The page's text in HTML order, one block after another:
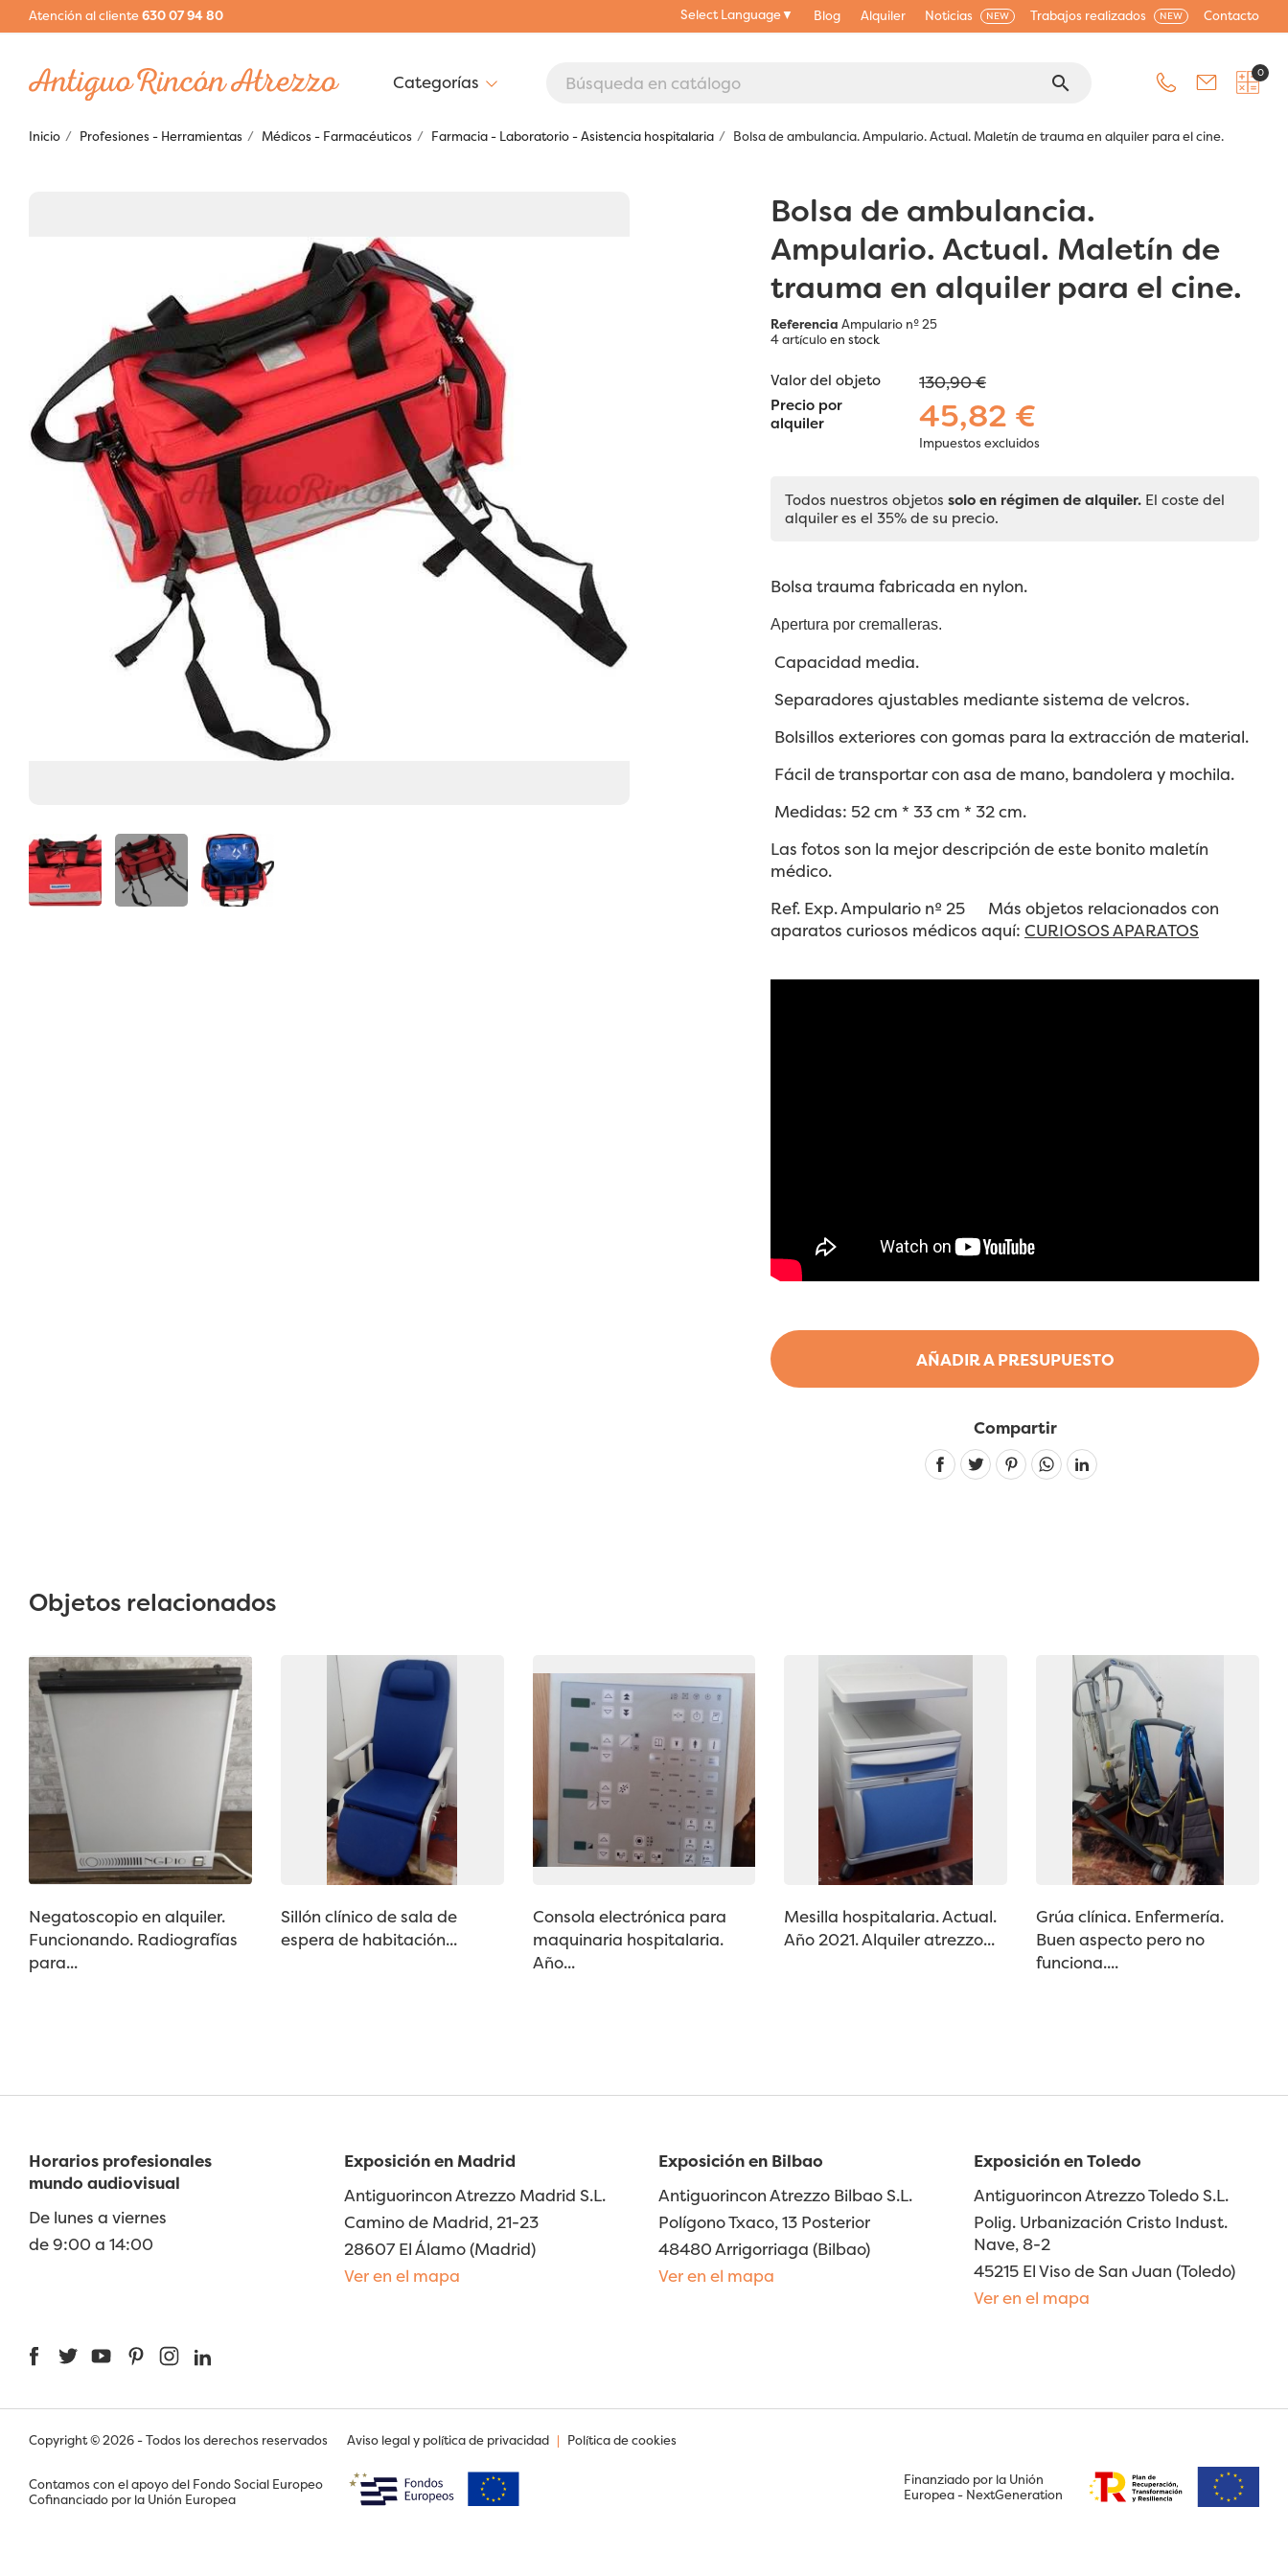
Atención al cliente630 07 94 80 Select Language▼ Blog Alquiler Noticias NEW Trabajos realizados NEW Contacto
search 0
Inicio Profesiones - Herramientas Médicos - Farmacéuticos Farmacia - Laboratorio - Asistencia hospitalaria Bolsa de ambulancia. Ampulario. Actual. Maletín de trauma en alquiler para el cine.
Bolsa de ambulancia.
Ampulario. Actual. Maletín de
trauma en alquiler para el cine.
Referencia Ampulario nº 25
4 artículoen stock
AÑADIR A PRESUPUESTO
Valor del objeto 130,90 €
Precio por
alquiler
45,82 €
Impuestos excluidos
Todos nuestros objetos solo en régimen de alquiler. El coste del
alquiler es el 35% de su precio.
Bolsa trauma fabricada en nylon.
Apertura por cremalleras.
Capacidad media.
Separadores ajustables mediante sistema de velcros.
Bolsillos exteriores con gomas para la extracción de material.
Fácil de transportar con asa de mano, bandolera y mochila.
Medidas: 52 cm * 33 cm * 32 cm.
Las fotos son la mejor descripción de este bonito maletín
médico.
Ref. Exp. Ampulario nº 25 Más objetos relacionados con
aparatos curiosos médicos aquí: CURIOSOS APARATOS
Compartir
Linkedin
Objetos relacionados
Negatoscopio en alquiler.
Funcionando. Radiografías
para...
Sillón clínico de sala de
espera de habitación...
Consola electrónica para
maquinaria hospitalaria.
Año...
Mesilla hospitalaria. Actual.
Año 2021. Alquiler atrezzo...
Grúa clínica. Enfermería.
Buen aspecto pero no
funciona....
Horarios profesionales
mundo audiovisual
De lunes a viernes
de 9:00 a 14:00
Exposición en Madrid
Antiguorincon Atrezzo Madrid S.L.
Camino de Madrid, 21-23
28607 El Álamo (Madrid)
Ver en el mapa
Exposición en Bilbao
Antiguorincon Atrezzo Bilbao S.L.
Polígono Txaco, 13 Posterior
48480 Arrigorriaga (Bilbao)
Ver en el mapa
Exposición en Toledo
Antiguorincon Atrezzo Toledo S.L.
Polig. Urbanización Cristo Indust.
Nave, 8-2
45215 El Viso de San Juan (Toledo)
Ver en el mapa
FacebookTwitterYouTubePinterestInstagram
Copyright © 2026 - Todos los derechos reservados Aviso legal y política de privacidad | Política de cookies
Contamos con el apoyo del Fondo Social Europeo
Cofinanciado por la Unión Europea
Finanziado por la Unión
Europea - NextGeneration